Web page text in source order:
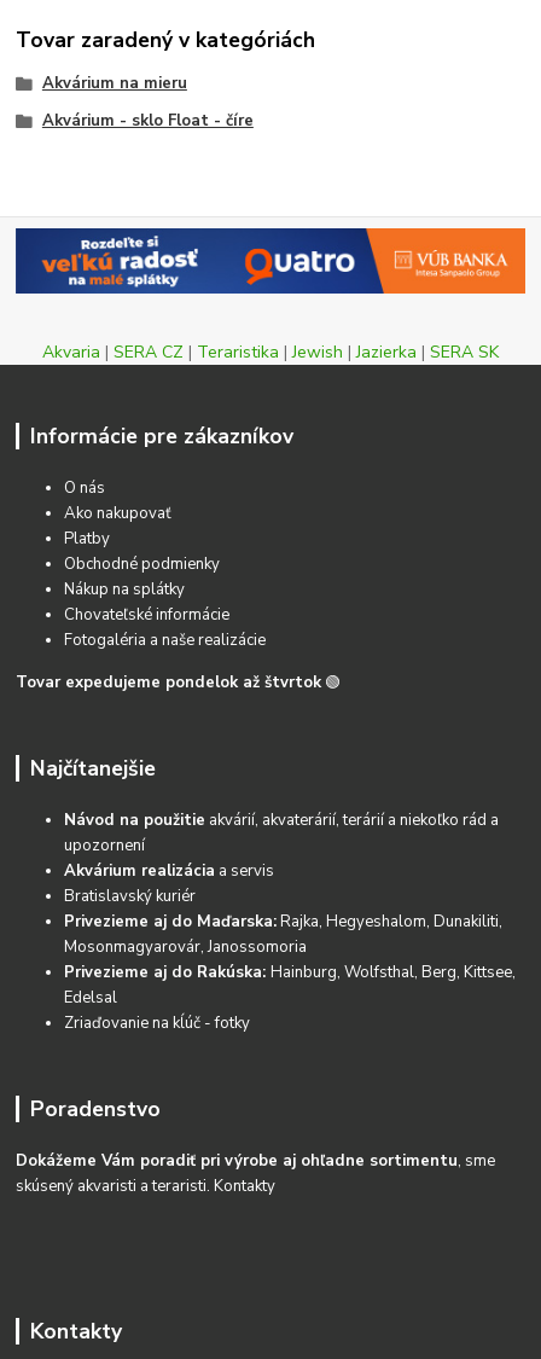
Tovar zaradený v kategóriách
Akvárium na mieru
Akvárium - sklo Float - číre
Akvaria | SERA CZ | Teraristika |Jewish |Jazierka | SERA SK
Informácie pre zákazníkov
O nás
Ako nakupovať
Platby
Obchodné podmienky
Nákup na splátky
Chovateľské informácie
Fotogaléria a naše realizácie
Tovar expedujeme pondelok až štvrtok 🟢
Najčítanejšie
Návod na použitie akvárií, akvaterárií, terárií a niekoľko rád a
upozornení
Akvárium realizácia a servis
Bratislavský kuriér
Privezieme aj do Maďarska:Rajka, Hegyeshalom, Dunakiliti,
Mosonmagyarovár, Janossomoria
Privezieme aj do Rakúska:Hainburg, Wolfsthal, Berg, Kittsee,
Edelsal
Zriaďovanie na kĺúč - fotky
Poradenstvo
Dokážeme Vám poradiť pri výrobe aj ohľadne sortimentu, sme
skúsený akvaristi a teraristi.Kontakty
Kontakty